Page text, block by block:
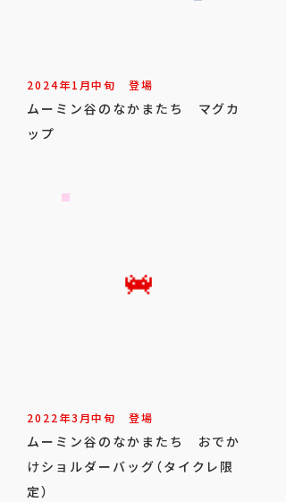
2024年1月中旬 登場
ムーミン谷のなかまたち マグカ
ップ
2022年3月中旬 登場
ムーミン谷のなかまたち おでか
けショルダーバッグ（タイクレ限
定）